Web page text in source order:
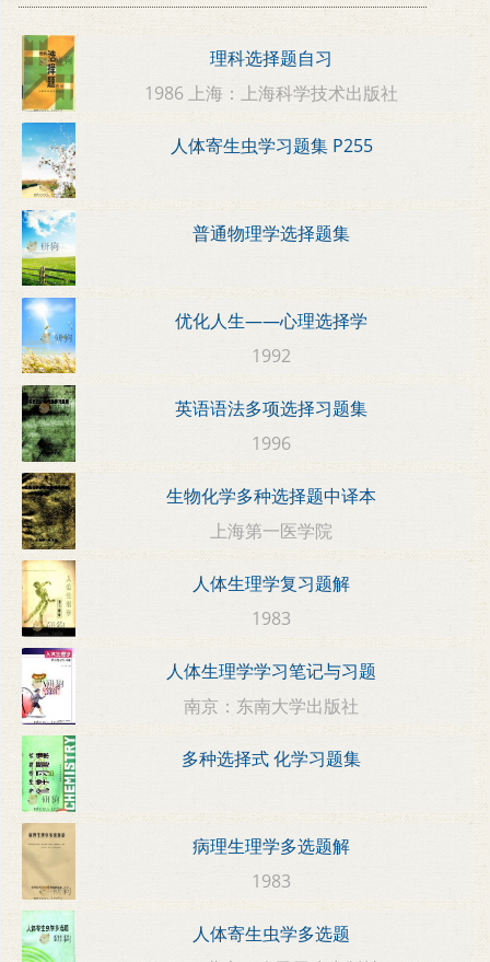
理科选择题自习
1986 上海：上海科学技术出版社
人体寄生虫学习题集 P255
普通物理学选择题集
优化人生——心理选择学
1992
英语语法多项选择习题集
1996
生物化学多种选择题中译本
上海第一医学院
人体生理学复习题解
1983
人体生理学学习笔记与习题
南京：东南大学出版社
多种选择式 化学习题集
病理生理学多选题解
1983
人体寄生虫学多选题